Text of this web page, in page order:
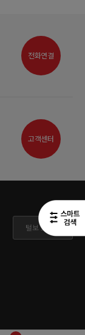
전화연결
고객센터
털보 도매몰